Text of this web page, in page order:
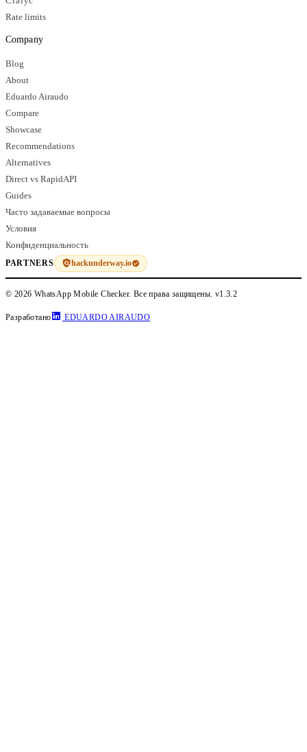
Rate limits
Company
Blog
About
Eduardo Airaudo
Compare
Showcase
Recommendations
Alternatives
Direct vs RapidAPI
Guides
Часто задаваемые вопросы
Условия
Конфиденциальность
PARTNERS hackunderway.io
© 2026 WhatsApp Mobile Checker. Все права защищены. v1.3.2
Разработано EDUARDO AIRAUDO